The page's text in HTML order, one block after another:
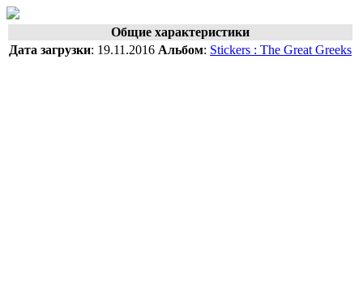
Общие характеристики
Дата загрузки: 19.11.2016 Альбом: Stickers : The Great Greeks